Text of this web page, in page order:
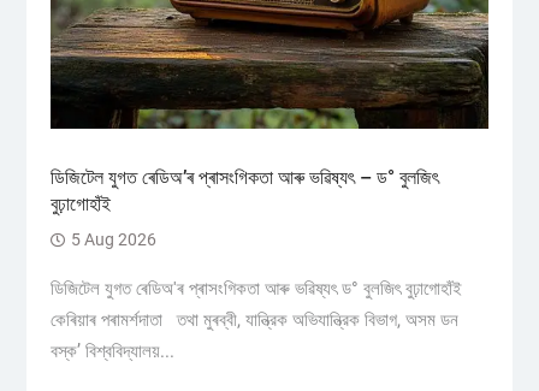
ডিজিটেল যুগত ৰেডিঅ’ৰ প্ৰাসংগিকতা আৰু ভৱিষ্যৎ – ড° বুলজিৎ
বুঢ়াগোহাঁই
5 Aug 2026
ডিজিটেল যুগত ৰেডিঅ'ৰ প্ৰাসংগিকতা আৰু ভৱিষ্যৎ ড° বুলজিৎ বুঢ়াগোহাঁই
কেৰিয়াৰ পৰামৰ্শদাতা তথা মুৰব্বী, যান্ত্রিক অভিযান্ত্রিক বিভাগ, অসম ডন
বস্ক’ বিশ্ববিদ্যালয়...